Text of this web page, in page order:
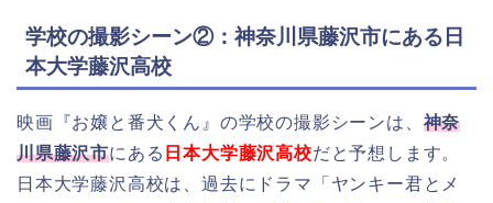
学校の撮影シーン②：神奈川県藤沢市にある日
本大学藤沢高校
映画『お嬢と番犬くん』の学校の撮影シーンは、 神奈
川県藤沢市にある 日本大学藤沢高校だと予想します。
日本大学藤沢高校は、過去にドラマ「ヤンキー君とメ